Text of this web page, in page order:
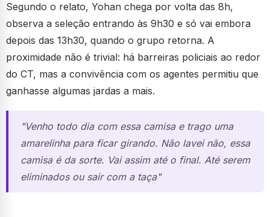
Segundo o relato, Yohan chega por volta das 8h,
observa a seleção entrando às 9h30 e só vai embora
depois das 13h30, quando o grupo retorna. A
proximidade não é trivial: há barreiras policiais ao redor
do CT, mas a convivência com os agentes permitiu que
ganhasse algumas jardas a mais.
"Venho todo dia com essa camisa e trago uma
amarelinha para ficar girando. Não lavei não, essa
camisa é da sorte. Vai assim até o final. Até serem
eliminados ou sair com a taça"